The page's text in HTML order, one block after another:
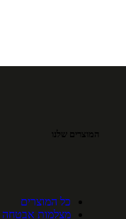
המוצרים שלנו
כל המוצרים
מצלמות אבטחה